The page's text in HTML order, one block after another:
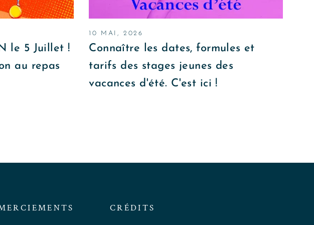
le 5 Juillet !
au repas
10 MAI, 2026
Connaître les dates, formules et
tarifs des stages jeunes des
vacances d'été. C'est ici !
CRÉDITS